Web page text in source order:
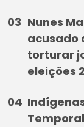
Nunes
acusado
torturar
eleições